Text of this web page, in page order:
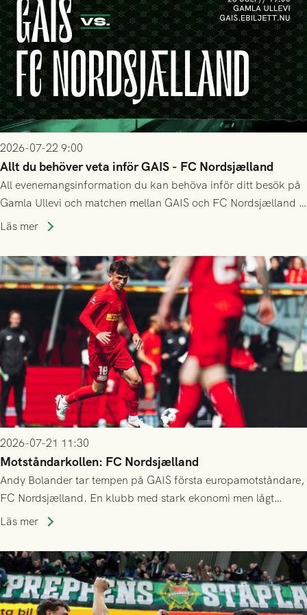
2026-07-22 9:00
Allt du behöver veta inför GAIS - FC Nordsjælland
All evenemangsinformation du kan behöva inför ditt besök på
Gamla Ullevi och matchen mellan GAIS och FC Nordsjælland i
kvalet till Conference League! Avspark kl 19.00 på torsdag
Läs mer
2026-07-21 11:30
Motståndarkollen: FC Nordsjælland
Andy Bolander tar tempen på GAIS första europamotståndare,
FC Nordsjælland. En klubb med stark ekonomi men lågt
publiksnitt, ett lag med både kollektiv styrka och individuell
Läs mer